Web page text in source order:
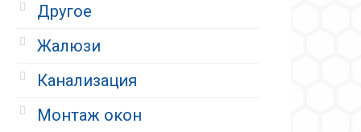
Другое
Жалюзи
Канализация
Монтаж окон